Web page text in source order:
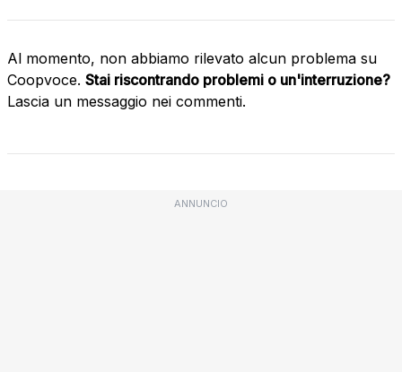
Al momento, non abbiamo rilevato alcun problema su
Coopvoce. Stai riscontrando problemi o un'interruzione?
Lascia un messaggio nei commenti.
ANNUNCIO